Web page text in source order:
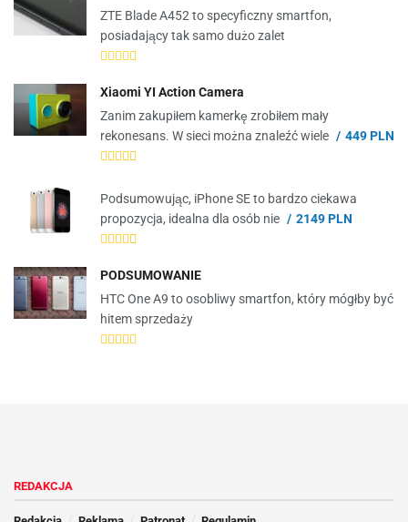
ZTE Blade A452 to specyficzny smartfon,
posiadający tak samo dużo zalet
Xiaomi YI Action Camera
Zanim zakupiłem kamerkę zrobiłem mały
rekonesans. W sieci można znaleźć wiele
449 PLN
Podsumowując, iPhone SE to bardzo ciekawa
propozycja, idealna dla osób nie
2149 PLN
PODSUMOWANIE
HTC One A9 to osobliwy smartfon, który mógłby być
hitem sprzedaży
REDAKCJA